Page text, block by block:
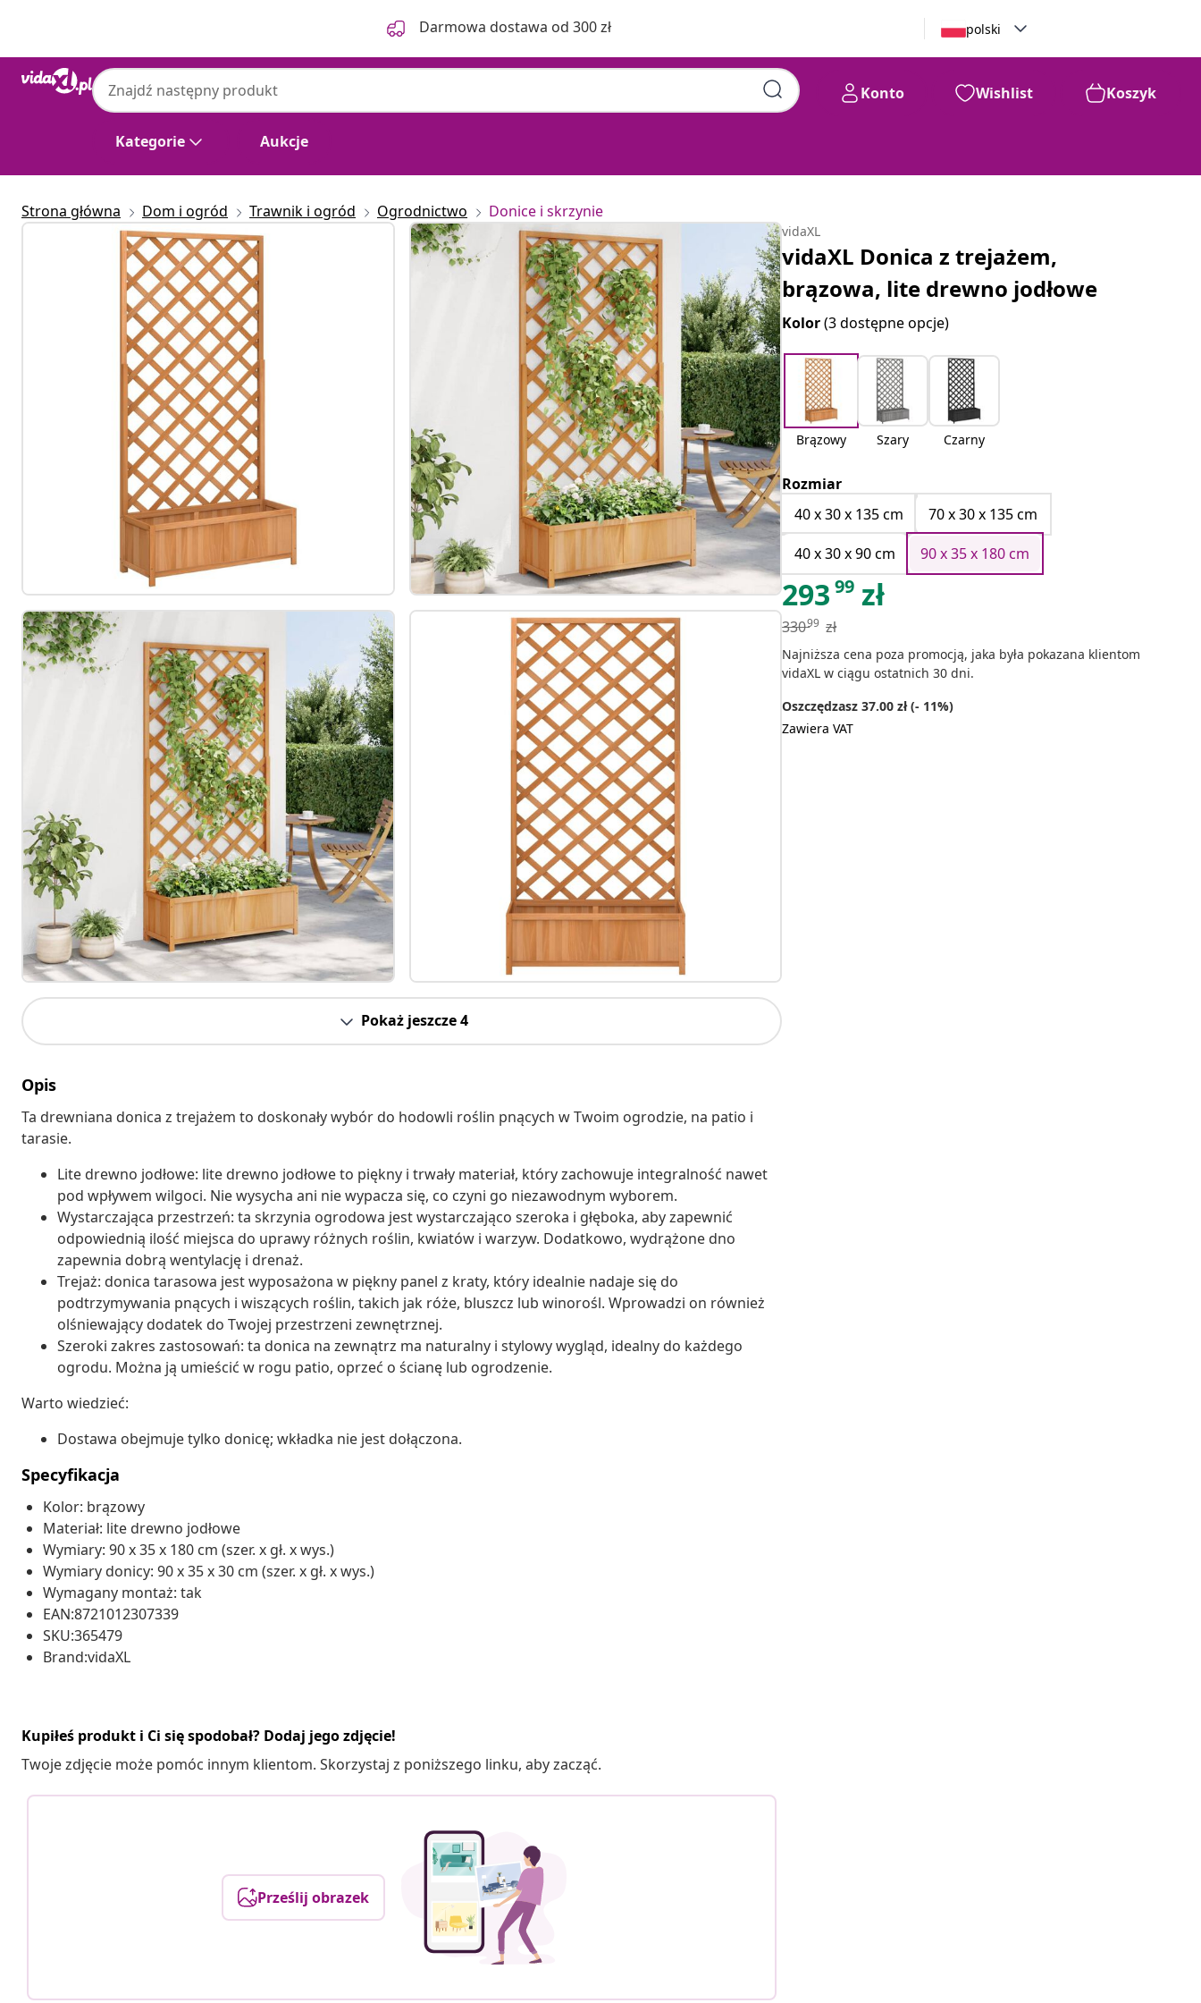
Darmowa dostawa od 300 zł polski
Kategorie Aukcje
Konto Wishlist Koszyk
Strona główna Dom i ogród Trawnik i ogród Ogrodnictwo Donice i skrzynie
Pokaż jeszcze 4
Opis
Ta drewniana donica z trejażem to doskonały wybór do hodowli roślin pnących w Twoim ogrodzie, na patio i
tarasie.
Lite drewno jodłowe: lite drewno jodłowe to piękny i trwały materiał, który zachowuje integralność nawet
pod wpływem wilgoci. Nie wysycha ani nie wypacza się, co czyni go niezawodnym wyborem.
Wystarczająca przestrzeń: ta skrzynia ogrodowa jest wystarczająco szeroka i głęboka, aby zapewnić
odpowiednią ilość miejsca do uprawy różnych roślin, kwiatów i warzyw. Dodatkowo, wydrążone dno
zapewnia dobrą wentylację i drenaż.
Trejaż: donica tarasowa jest wyposażona w piękny panel z kraty, który idealnie nadaje się do
podtrzymywania pnących i wiszących roślin, takich jak róże, bluszcz lub winorośl. Wprowadzi on również
olśniewający dodatek do Twojej przestrzeni zewnętrznej.
Szeroki zakres zastosowań: ta donica na zewnątrz ma naturalny i stylowy wygląd, idealny do każdego
ogrodu. Można ją umieścić w rogu patio, oprzeć o ścianę lub ogrodzenie.
Warto wiedzieć:
Dostawa obejmuje tylko donicę; wkładka nie jest dołączona.
Specyfikacja
Kolor: brązowy
Materiał: lite drewno jodłowe
Wymiary: 90 x 35 x 180 cm (szer. x gł. x wys.)
Wymiary donicy: 90 x 35 x 30 cm (szer. x gł. x wys.)
Wymagany montaż: tak
EAN:8721012307339
SKU:365479
Brand:vidaXL
Kupiłeś produkt i Ci się spodobał? Dodaj jego zdjęcie!
Twoje zdjęcie może pomóc innym klientom. Skorzystaj z poniższego linku, aby zacząć.
Prześlij obrazek
vidaXL
vidaXL Donica z trejażem,
brązowa, lite drewno jodłowe
Kolor(3 dostępne opcje)
Brązowy Szary Czarny
Rozmiar
40 x 30 x 135 cm
70 x 30 x 135 cm
40 x 30 x 90 cm
90 x 35 x 180 cm
293 99 zł
33099 zł
Najniższa cena poza promocją, jaka była pokazana klientom
vidaXL w ciągu ostatnich 30 dni.
Oszczędzasz 37.00 zł (- 11%)
Zawiera VAT